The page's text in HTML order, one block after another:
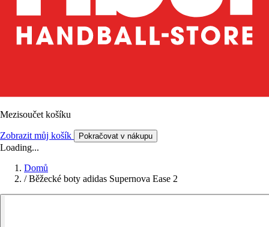
Mezisoučet košíku
Zobrazit můj košík Pokračovat v nákupu
Loading...
Domů
/ Běžecké boty adidas Supernova Ease 2